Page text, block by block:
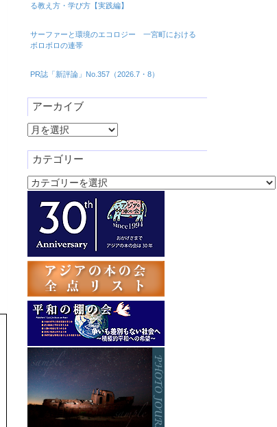
る教え方・学び方【実践編】
サーファーと環境のエコロジー 一宮町における
ボロボロの連帯
PR誌「新評論」No.357（2026.7・8）
アーカイブ
ア
カ
イ
ブ
カテゴリー
カ